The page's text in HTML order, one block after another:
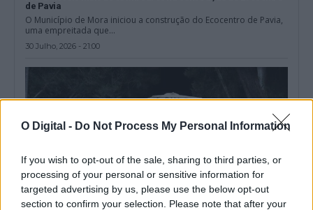
O Digital - Do Not Process My Personal Information
If you wish to opt-out of the sale, sharing to third parties, or
processing of your personal or sensitive information for
targeted advertising by us, please use the below opt-out
section to confirm your selection. Please note that after your
de Pavia
O Município de Mora iniciou a construção do Ecocentro de Pavia,
uma empreitada que...
30 Julho, 2026 - 21:00